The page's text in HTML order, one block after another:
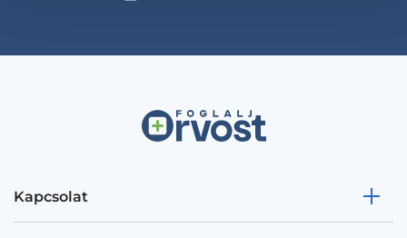
Kapcsolat